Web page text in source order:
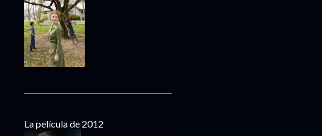
La película de 2012